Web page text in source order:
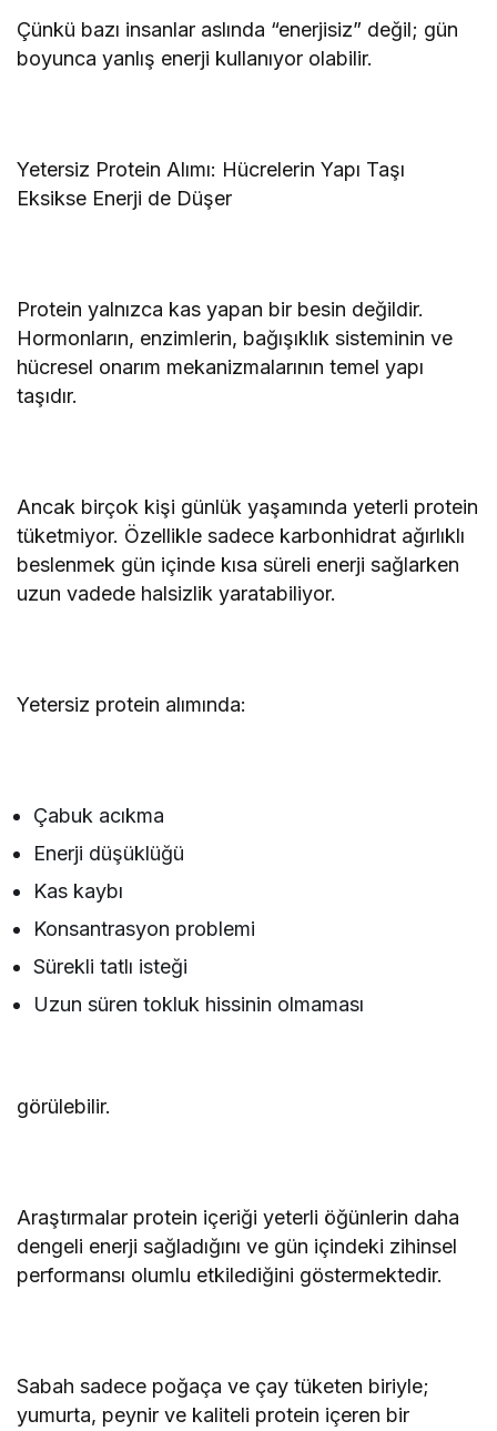
Çünkü bazı insanlar aslında “enerjisiz” değil; gün
boyunca yanlış enerji kullanıyor olabilir.
Yetersiz Protein Alımı: Hücrelerin Yapı Taşı
Eksikse Enerji de Düşer
Protein yalnızca kas yapan bir besin değildir.
Hormonların, enzimlerin, bağışıklık sisteminin ve
hücresel onarım mekanizmalarının temel yapı
taşıdır.
Ancak birçok kişi günlük yaşamında yeterli protein
tüketmiyor. Özellikle sadece karbonhidrat ağırlıklı
beslenmek gün içinde kısa süreli enerji sağlarken
uzun vadede halsizlik yaratabiliyor.
Yetersiz protein alımında:
Çabuk acıkma
Enerji düşüklüğü
Kas kaybı
Konsantrasyon problemi
Sürekli tatlı isteği
Uzun süren tokluk hissinin olmaması
görülebilir.
Araştırmalar protein içeriği yeterli öğünlerin daha
dengeli enerji sağladığını ve gün içindeki zihinsel
performansı olumlu etkilediğini göstermektedir.
Sabah sadece poğaça ve çay tüketen biriyle;
yumurta, peynir ve kaliteli protein içeren bir